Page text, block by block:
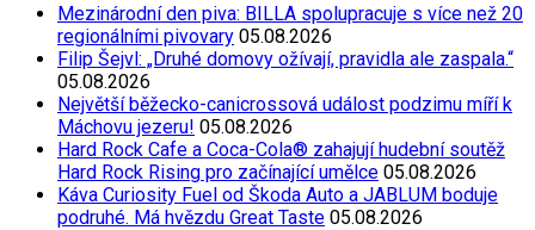
Mezinárodní den piva: BILLA spolupracuje s více než 20
regionálními pivovary 05.08.2026
Filip Šejvl: „Druhé domovy ožívají, pravidla ale zaspala.“
05.08.2026
Největší běžecko-canicrossová událost podzimu míří k
Máchovu jezeru! 05.08.2026
Hard Rock Cafe a Coca-Cola® zahajují hudební soutěž
Hard Rock Rising pro začínající umělce 05.08.2026
Káva Curiosity Fuel od Škoda Auto a JABLUM boduje
podruhé. Má hvězdu Great Taste 05.08.2026